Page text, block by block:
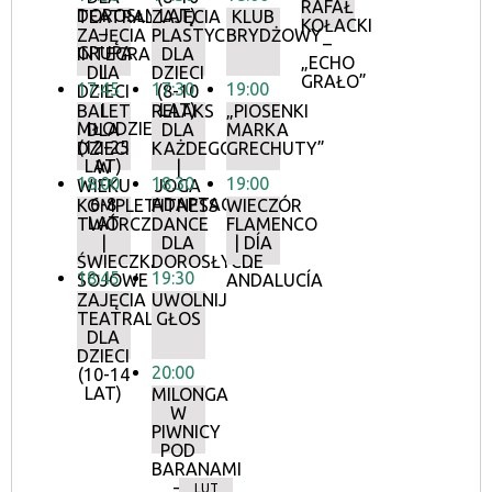
DOROSŁYCH
–
GRUPA
II
TEATRALNE
ZAJĘCIA
INTEGRACYJNE
DLA
DZIECI
I
MŁODZIEŻY
(12-25
LAT)
17:45
BALET
DLA
DZIECI
W
WIEKU
6-8
LAT
18:00
KOMPLETY
TWÓRCZE
ŚWIECZKI
SOJOWE
18:45
ZAJĘCIA
TEATRALNE
DLA
DZIECI
(10-14
LAT)
LAT)
ZAJĘCIA
PLASTYCZNE
DLA
DZIECI
(8-10
LAT)
17:30
RELAKS
DLA
KAŻDEGO
|
JOGA
ADAPTACYJNA
18:30
FITNESS
DANCE
DLA
DOROSŁYCH
19:30
UWOLNIJ
GŁOS
20:00
MILONGA
W
PIWNICY
POD
BARANAMI
–
KLUB
BRYDŻOWY
19:00
„PIOSENKI
MARKA
GRECHUTY”
19:00
WIECZÓR
FLAMENCO
| DÍA
DE
ANDALUCÍA
RAFAŁ
KOŁACKI
–
„ECHO
GRAŁO”
LUT